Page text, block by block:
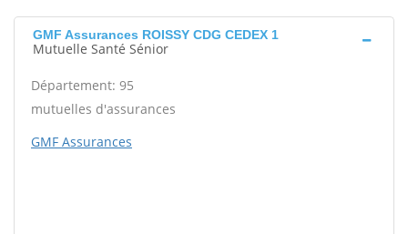
GMF Assurances ROISSY CDG CEDEX 1
Mutuelle Santé Sénior
Département: 95
mutuelles d'assurances
GMF Assurances